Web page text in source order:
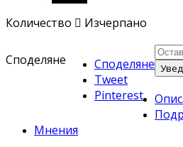
Количество  Изчерпано
Споделяне
Споделяне
Tweet
Pinterest
Мнения